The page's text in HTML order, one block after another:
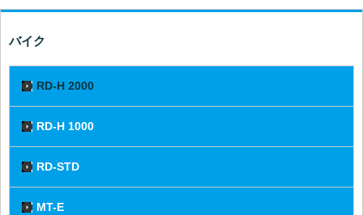
バイク
RD-H 2000
RD-H 1000
RD-STD
MT-E